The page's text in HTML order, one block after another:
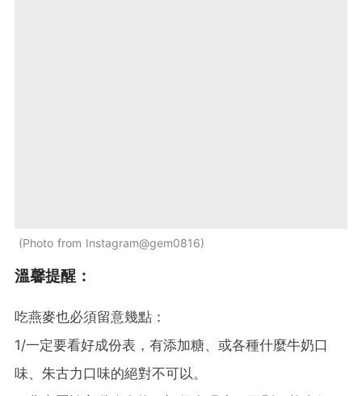
Photo from Instagram@gem0816
溫馨提醒：
吃燕麥也必須留意幾點：
1/一定要看好成份表，有添加糖、或各種什麼牛奶口
味、朱古力口味的絕對不可以。